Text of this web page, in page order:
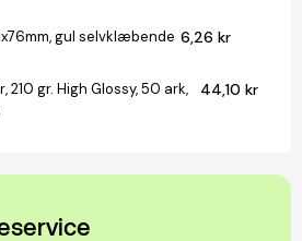
gul selvklæbende 6,26 kr
210 gr. High Glossy, 50 ark,
44,10 kr